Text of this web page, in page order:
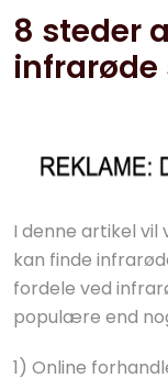
8 steder
I denne artikel vil
kan finde
fordele ved
populære end
1) Online